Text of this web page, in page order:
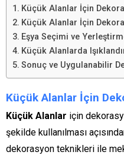
Küçük Alanlar İçin
Küçük Alanlar İçin
Eşya Seçimi ve
Küçük Alanlarda
Sonuç ve Uygulanabilir
Küçük Alanlar İçin
Küçük Alanlar için
şekilde kullanılması
dekorasyon teknikleri ile